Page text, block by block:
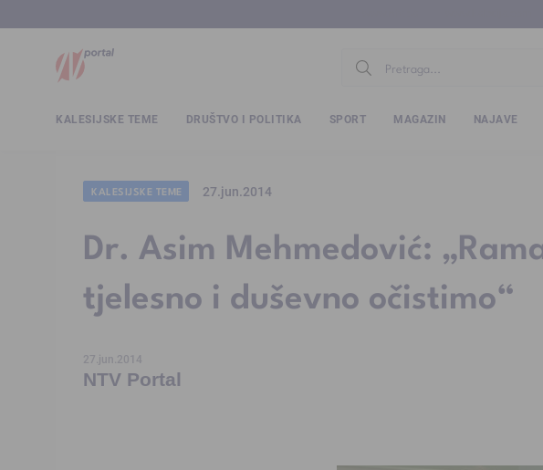
KALESIJSKE TEME DRUŠTVO I POLITIKA SPORT MAGAZIN NAJAVE
KALESIJSKE TEME 27.jun.2014
Dr. Asim Mehmedović:
tjelesno i duševno očistimo“
27.jun.2014
NTV Portal